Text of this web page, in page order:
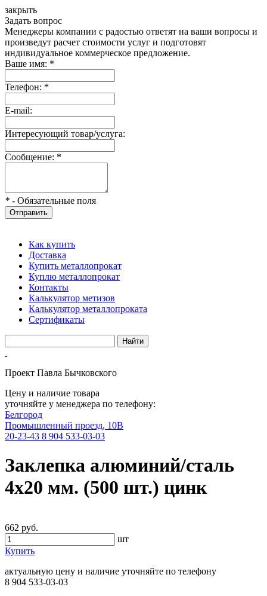
закрыть
Задать вопрос
Менеджеры компании с радостью ответят на ваши вопросы и
произведут расчет стоимости услуг и подготовят
индивидуальное коммерческое предложение.
Ваше имя: *
Телефон: *
E-mail:
Интересующий товар/услуга:
Сообщение: *
* - Обязательные поля
Отправить
Как купить
Доставка
Купить металлопрокат
Куплю металлопрокат
Контакты
Калькулятор метизов
Калькулятор металлопроката
Сертификаты
Проект Павла Бычковского
Цену и наличие товара
уточняйте у менеджера по телефону:
Белгород
Промышленный проезд, 10В
20-23-43 8 904 533-03-03
Заклепка алюминий/сталь
4х20 мм. (500 шт.) цинк
662 руб.
шт
Купить
актуальную цену и наличие уточняйте по телефону
8 904 533-03-03